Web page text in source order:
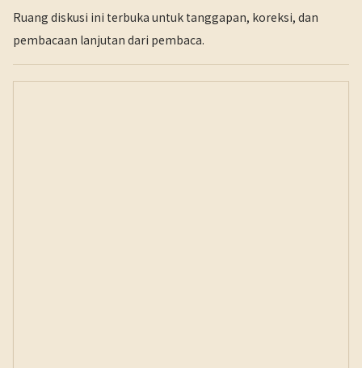
Ruang diskusi ini terbuka untuk tanggapan, koreksi, dan
pembacaan lanjutan dari pembaca.